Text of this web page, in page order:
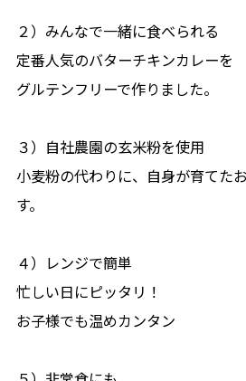
２）みんなで一緒に食べられる
定番人気のバターチキンカレーを
グルテンフリーで作りました。
３）自社農園の玄米粉を使用
小麦粉の代わりに、自身が育てた
す。
４）レンジで簡単
忙しい日にピッタリ！
お子様でも温めカンタン